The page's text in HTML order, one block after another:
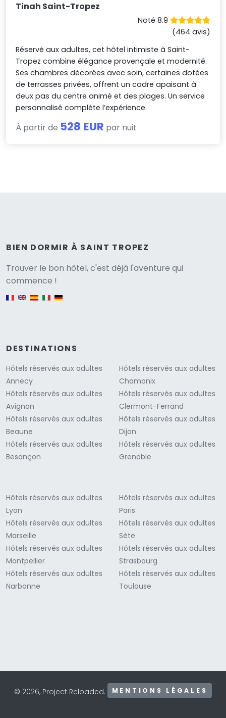
Tinah Saint-Tropez
Noté 8.9
(464 avis)
Réservé aux adultes, cet hôtel intimiste à Saint-
Tropez combine élégance provençale et modernité.
Ses chambres décorées avec soin, certaines dotées
de terrasses privées, offrent un cadre apaisant à
deux pas du centre animé et des plages. Un service
personnalisé complète l’expérience.
À partir de 528 EUR par nuit
BIEN DORMIR À SAINT TROPEZ
Trouver le bon hôtel, c'est déjà l'aventure qui
commence !
DESTINATIONS
Hôtels réservés aux adultes
Annecy
Hôtels réservés aux adultes
Avignon
Hôtels réservés aux adultes
Beaune
Hôtels réservés aux adultes
Besançon
Hôtels réservés aux adultes
Chamonix
Hôtels réservés aux adultes
Clermont-Ferrand
Hôtels réservés aux adultes
Dijon
Hôtels réservés aux adultes
Grenoble
Hôtels réservés aux adultes
Lyon
Hôtels réservés aux adultes
Marseille
Hôtels réservés aux adultes
Montpellier
Hôtels réservés aux adultes
Narbonne
Hôtels réservés aux adultes
Paris
Hôtels réservés aux adultes
Sète
Hôtels réservés aux adultes
Strasbourg
Hôtels réservés aux adultes
Toulouse
© 2026, Project Reloaded. MENTIONS LÉGALES